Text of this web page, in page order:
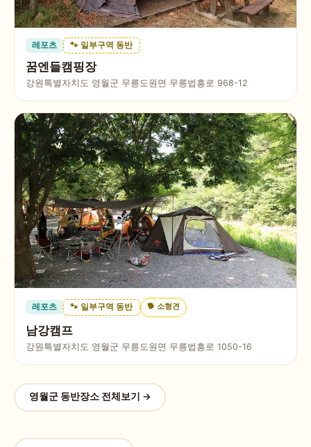
레포츠 🐾 일부구역 동반
꿈엔들캠핑장
강원특별자치도 영월군 무릉도원면 무릉법흥로 968-12
레포츠 🐾 일부구역 동반 🐕 소형견
남강캠프
강원특별자치도 영월군 무릉도원면 무릉법흥로 1050-16
영월군동반장소 전체보기 →